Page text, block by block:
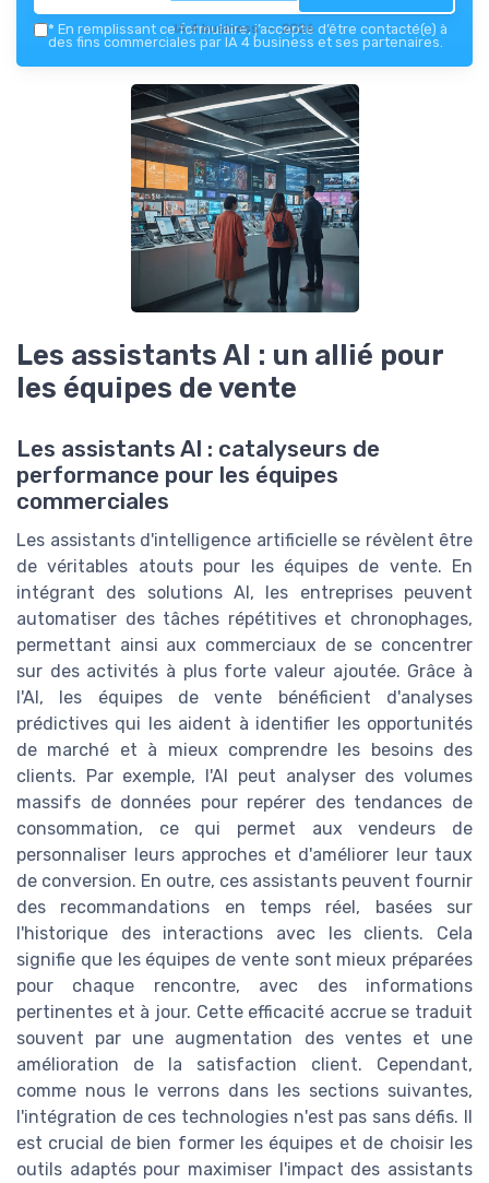
IA 4 business — 2026
* En remplissant ce formulaire, j’accepte d’être contacté(e) à
des fins commerciales par IA 4 business et ses partenaires.
Les assistants AI : un allié pour
les équipes de vente
Les assistants AI : catalyseurs de
performance pour les équipes
commerciales
Les assistants d'intelligence artificielle se révèlent être
de véritables atouts pour les équipes de vente. En
intégrant des solutions AI, les entreprises peuvent
automatiser des tâches répétitives et chronophages,
permettant ainsi aux commerciaux de se concentrer
sur des activités à plus forte valeur ajoutée. Grâce à
l'AI, les équipes de vente bénéficient d'analyses
prédictives qui les aident à identifier les opportunités
de marché et à mieux comprendre les besoins des
clients. Par exemple, l'AI peut analyser des volumes
massifs de données pour repérer des tendances de
consommation, ce qui permet aux vendeurs de
personnaliser leurs approches et d'améliorer leur taux
de conversion. En outre, ces assistants peuvent fournir
des recommandations en temps réel, basées sur
l'historique des interactions avec les clients. Cela
signifie que les équipes de vente sont mieux préparées
pour chaque rencontre, avec des informations
pertinentes et à jour. Cette efficacité accrue se traduit
souvent par une augmentation des ventes et une
amélioration de la satisfaction client. Cependant,
comme nous le verrons dans les sections suivantes,
l'intégration de ces technologies n'est pas sans défis. Il
est crucial de bien former les équipes et de choisir les
outils adaptés pour maximiser l'impact des assistants